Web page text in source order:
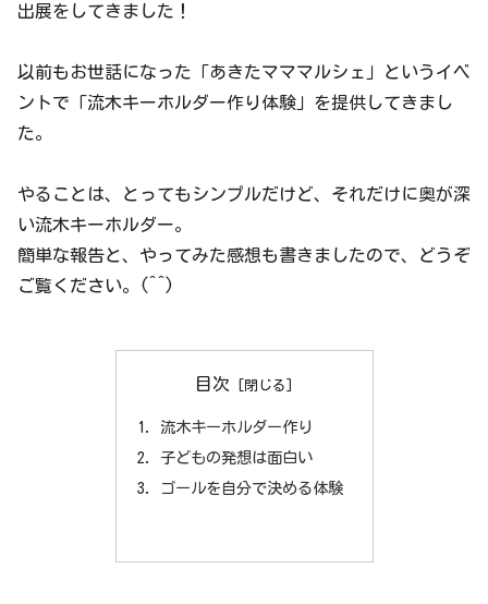
出展をしてきました！
以前もお世話になった「あきたマママルシェ」というイベ
ントで「流木キーホルダー作り体験」を提供してきまし
た。
やることは、とってもシンプルだけど、それだけに奥が深
い流木キーホルダー。
簡単な報告と、やってみた感想も書きましたので、どうぞ
ご覧ください。(^^)
目次
流木キーホルダー作り
子どもの発想は面白い
ゴールを自分で決める体験